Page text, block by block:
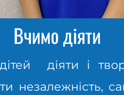
Вчимо діяти
діяти і
незалежність,